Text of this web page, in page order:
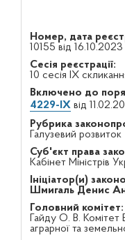
Номер, дата
10155 від 16.10.2023
Сесія реєстрації:
10 сесія IX
Включено до
4229-IXвід
Рубрика
Галузевий розвиток
Суб'єкт права
Кабінет Міністрів
Ініціатор(и)
Шмигаль Денис
Головний комітет:
Гайду О. В. Комітет
аграрної та